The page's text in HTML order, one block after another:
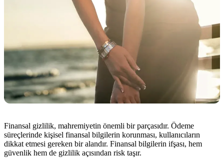
Finansal gizlilik, mahremiyetin önemli bir parçasıdır. Ödeme
süreçlerinde kişisel finansal bilgilerin korunması, kullanıcıların
dikkat etmesi gereken bir alandır. Finansal bilgilerin ifşası, hem
güvenlik hem de gizlilik açısından risk taşır.